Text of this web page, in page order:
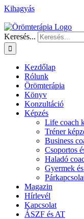
Kihagyás
Keresés...
Kezdőlap
Rólunk
Örömterápia
Könyv
Konzultáció
Képzés
Life coach
Tréner
Business
Csoportos
Haladó
Gyermek
Magazin
Hírlevél
Kapcsolat
ÁSZF és AT